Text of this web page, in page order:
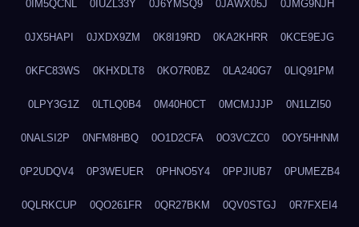
0IM5QCNL 0IUZL33Y 0J6YMSQ9 0JAWX05J 0JMG9NJH
0JX5HAPI 0JXDX9ZM 0K8I19RD 0KA2KHRR 0KCE9EJG
0KFC83WS 0KHXDLT8 0KO7R0BZ 0LA240G7 0LIQ91PM
0LPY3G1Z 0LTLQ0B4 0M40H0CT 0MCMJJJP 0N1LZI50
0NALSI2P 0NFM8HBQ 0O1D2CFA 0O3VCZC0 0OY5HHNM
0P2UDQV4 0P3WEUER 0PHNO5Y4 0PPJIUB7 0PUMEZB4
0QLRKCUP 0QO261FR 0QR27BKM 0QV0STGJ 0R7FXEI4